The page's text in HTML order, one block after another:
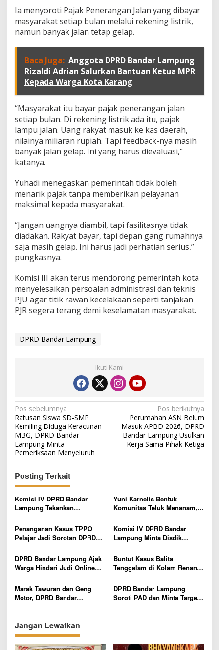
Ia menyoroti Pajak Penerangan Jalan yang dibayar
masyarakat setiap bulan melalui rekening listrik,
namun banyak jalan tetap gelap.
Baca Juga: Anggota DPRD Bandar Lampung
Rizaldi Adrian Salurkan Bantuan Ketua MPR
Kepada Warga Kota Karang
“Masyarakat itu bayar pajak penerangan jalan
setiap bulan. Di rekening listrik ada itu, pajak
lampu jalan. Uang rakyat masuk ke kas daerah,
nilainya miliaran rupiah. Tapi feedback-nya masih
banyak jalan gelap. Ini yang harus dievaluasi,”
katanya.
Yuhadi menegaskan pemerintah tidak boleh
menarik pajak tanpa memberikan pelayanan
maksimal kepada masyarakat.
“Jangan uangnya diambil, tapi fasilitasnya tidak
diadakan. Rakyat bayar, tapi depan gang rumahnya
saja masih gelap. Ini harus jadi perhatian serius,”
pungkasnya.
Komisi III akan terus mendorong pemerintah kota
menyelesaikan persoalan administrasi dan teknis
PJU agar titik rawan kecelakaan seperti tanjakan
PJR segera terang demi keselamatan masyarakat.
DPRD Bandar Lampung
Ikuti Kami
N
a
v
i
a
s
i
o
Pos sebelumnya
Ratusan Siswa SD-SMP
Kemiling Diduga Keracunan
MBG, DPRD Bandar
Lampung Minta
Pemeriksaan Menyeluruh
Pos berikutnya
Perumahan ASN Belum
Masuk APBD 2026, DPRD
Bandar Lampung Usulkan
Kerja Sama Pihak Ketiga
Posting Terkait
Komisi IV DPRD Bandar
Lampung Tekankan
Sekolah Dasar
Yuni Karnelis Bentuk
Komunitas Teluk Menanam,
Budaya Tanam
Penanganan Kasus TPPO
Pelajar Jadi Sorotan DPRD
Pelaku Tak Dihentikan di
Tersangka Awal
Komisi IV DPRD Bandar
Lampung Minta Disdik
dan Benahi SPMB
DPRD Bandar Lampung Ajak
Warga Hindari Judi Online
Buntut Kasus Balita
Tenggelam di Kolam Renang,
Evaluasi Menyeluruh Hotel
Marak Tawuran dan Geng
Motor, DPRD Bandar
DPRD Bandar Lampung
Soroti PAD dan Minta Target
Jangan Lewatkan